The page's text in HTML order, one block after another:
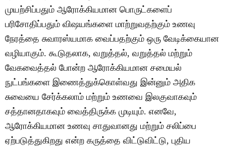
முயற்சிப்பதும் ஆரோக்கியமான பொருட்களைப்
பரிசோதிப்பதும் விஷயங்களை மாற்றுவதற்கும் உணவு
நேரத்தை சுவாரஸ்யமாக வைப்பதற்கும் ஒரு வேடிக்கையான
வழியாகும். கூடுதலாக, வறுத்தல், வறுத்தல் மற்றும்
வேகவைத்தல் போன்ற ஆரோக்கியமான சமையல்
நுட்பங்களை இணைத்துக்கொள்வது இன்னும் அதிக
சுவையை சேர்க்கலாம் மற்றும் உணவை இலகுவாகவும்
சத்தானதாகவும் வைத்திருக்க முடியும். எனவே,
ஆரோக்கியமான உணவு சாதுவானது மற்றும் சலிப்பை
ஏற்படுத்துகிறது என்ற கருத்தை விட்டுவிட்டு, புதிய